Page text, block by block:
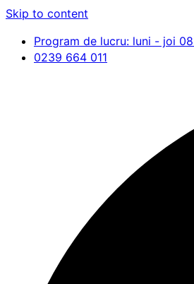
Skip to content
Program de lucru: luni - joi
0239 664 011